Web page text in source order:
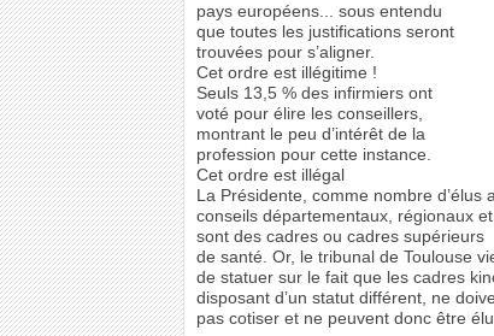
pays européens... sous entendu
que toutes les justifications seront
trouvées pour s’aligner.
Cet ordre est illégitime !
Seuls 13,5 % des infirmiers ont
voté pour élire les conseillers,
montrant le peu d’intérêt de la
profession pour cette instance.
Cet ordre est illégal
La Présidente, comme nombre d’élus
conseils départementaux, régionaux
sont des cadres ou cadres supérieurs
de santé. Or, le tribunal de Toulouse
de statuer sur le fait que les cadres
disposant d’un statut différent, ne
pas cotiser et ne peuvent donc être